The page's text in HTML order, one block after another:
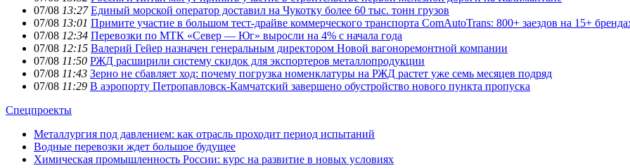
07/08 13:27 Единый морской оператор доставил на Чукотку более 60 тыс. тонн грузов
07/08 13:01 Примите участие в большом тест-драйве коммерческого транспорта ComAutoTrans: 800+ заездов на 15+
07/08 12:34 Перевозки по МТК «Север — Юг» выросли на 4% с начала года
07/08 12:15 Валерий Гейер назначен генеральным директором Новой вагоноремонтной компании
07/08 11:50 РЖД расширили систему скидок для экспортеров металлопродукции
07/08 11:43 Зерно не сбавляет ход: почему погрузка номенклатуры на РЖД растет уже семь месяцев подряд
07/08 11:29 В аэропорту Петропавловск-Камчатский завершено обустройство нового пункта пропуска
Спецпроекты
Металлургия под давлением: как отрасль проходит период испытаний
Водные перевозки ждет большое будущее
Химическая промышленность России: курс на развитие в новых условиях